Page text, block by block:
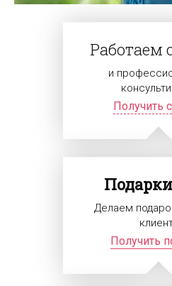
Работаем
и
Получить
Подарки
Делаем
Получить